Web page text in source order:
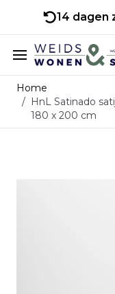
14 dagen
Ga naar de inhoud
Home
/ HnL Satinado
180 x 200 cm